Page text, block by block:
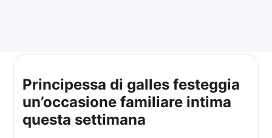
Principessa di galles festeggia
un’occasione familiare intima
questa settimana